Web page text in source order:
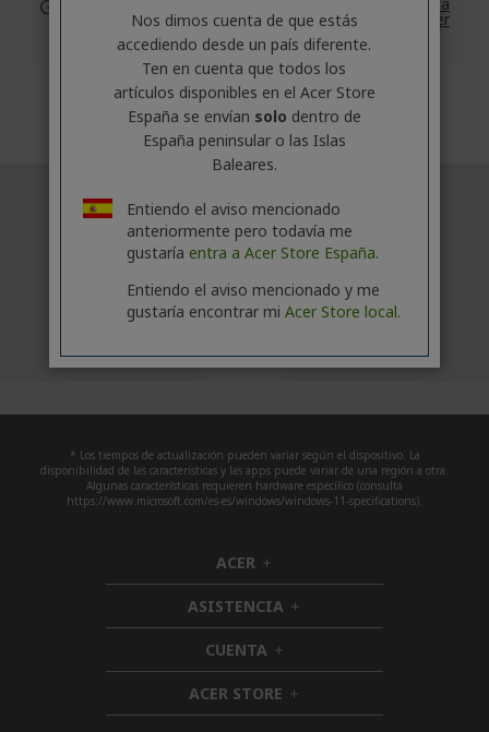
Garantía estándar de Acer
* Los tiempos de actualización pueden variar según el dispositivo. La
disponibilidad de las características y las apps puede variar de una región a otra.
Algunas características requieren hardware específico (consulta
https://www.microsoft.com/es-es/windows/windows-11-specifications).
ACER h
i
d
d
e
n
ASISTENCIA h
i
d
e
n
CUENTA h
i
d
d
ACER STORE h
i
Nos dimos cuenta de que estás
accediendo desde un país diferente.
Ten en cuenta que todos los
artículos disponibles en el Acer Store
España se envían solo dentro de
España peninsular o las Islas
Baleares.
Entiendo el aviso mencionado
anteriormente pero todavía me
gustaría entra a Acer Store España.
Entiendo el aviso mencionado y me
gustaría encontrar mi Acer Store local.